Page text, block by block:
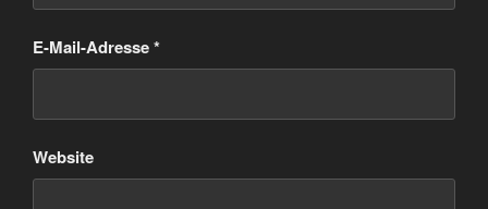
E-Mail-Adresse*
Website